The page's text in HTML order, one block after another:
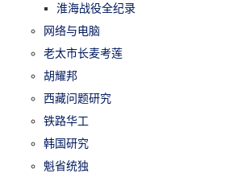
淮海战役全纪录
网络与电脑
老太市长麦考莲
胡耀邦
西藏问题研究
铁路华工
韩国研究
魁省统独